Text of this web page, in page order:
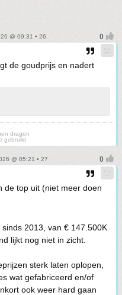
@ 09:31 • 26
de goudprijs en nadert
dragen
gebruikt
@ 05:21 • 27
de top uit (niet meer doen
2013, van € 147.500K
lijkt nog niet in zicht.
sterk laten oplopen,
wat gefabriceerd en/of
ook weer hard gaan